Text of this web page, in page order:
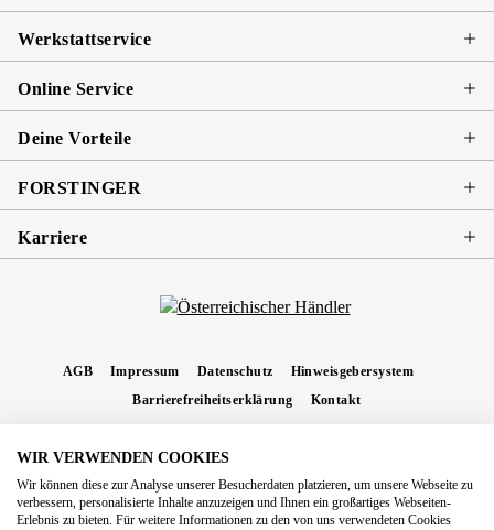
Werkstattservice
Online Service
Deine Vorteile
FORSTINGER
Karriere
AGB Impressum Datenschutz
Hinweisgebersystem
Barrierefreiheitserklärung
Kontakt
Nachnahmegebühren, wenn nicht anders angegeben.
Copyright 2026 Forstinger Österreich GmbH
WIR VERWENDEN COOKIES
Wir können diese zur Analyse unserer Besucherdaten platzieren, um unsere Webseite zu
verbessern, personalisierte Inhalte anzuzeigen und Ihnen ein großartiges Webseiten-
Erlebnis zu bieten. Für weitere Informationen zu den von uns verwendeten Cookies